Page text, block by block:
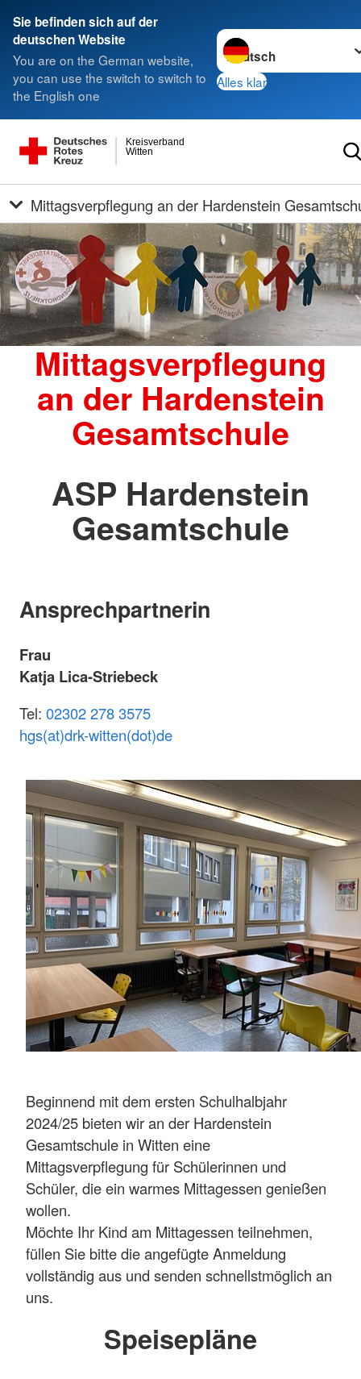
Sie befinden sich auf der
deutschen Website
You are on the German website,
you can use the switch to switch to
the English one
Sprache wechseln zu
Alles klar
Witten
Kreisverband
Mittagsverpflegung an der Hardenstein
Mittagsverpflegung
an der Hardenstein
Gesamtschule
ASP Hardenstein
Gesamtschule
Ansprechpartnerin
Frau
Katja Lica-Striebeck
Tel: 02302 278 3575
hgs(at)drk-witten(dot)de
Beginnend mit dem ersten Schulhalbjahr
2024/25 bieten wir an der Hardenstein
Gesamtschule in Witten eine
Mittagsverpflegung für Schülerinnen und
Schüler, die ein warmes Mittagessen genießen
wollen.
Möchte Ihr Kind am Mittagessen teilnehmen,
füllen Sie bitte die angefügte Anmeldung
vollständig aus und senden schnellstmöglich an
uns.
Speisepläne